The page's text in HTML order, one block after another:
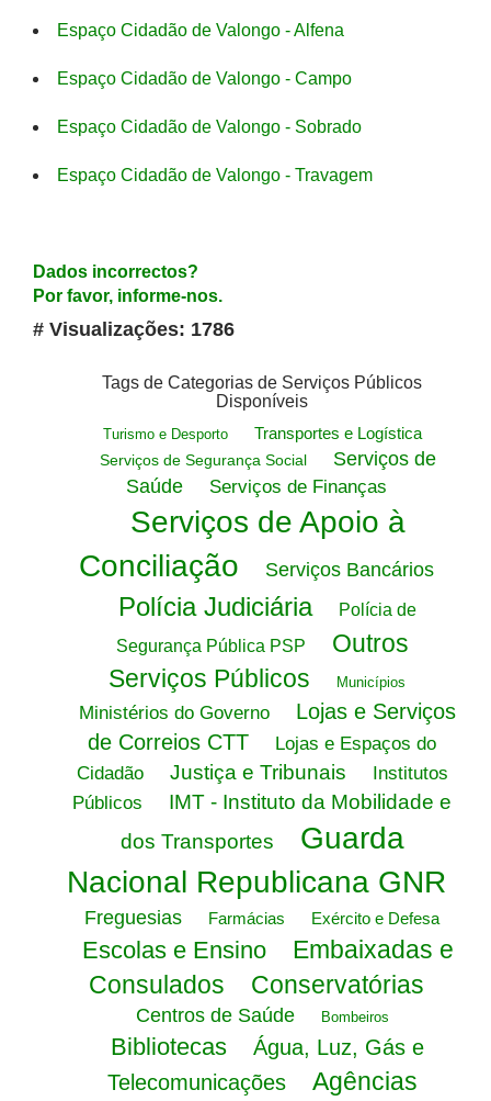
Espaço Cidadão de Valongo - Alfena
Espaço Cidadão de Valongo - Campo
Espaço Cidadão de Valongo - Sobrado
Espaço Cidadão de Valongo - Travagem
Dados incorrectos?
Por favor, informe-nos.
# Visualizações: 1786
Tags de Categorias de Serviços Públicos
Disponíveis
Turismo e Desporto Transportes e Logística
Serviços de Segurança Social
Serviços de
Saúde
Serviços de Finanças
Serviços de Apoio à
Conciliação
Serviços Bancários
Polícia Judiciária
Polícia de
Segurança Pública PSP
Outros
Serviços Públicos
Municípios
Ministérios do Governo
Lojas e Serviços
de Correios CTT
Lojas e Espaços do
Cidadão
Justiça e Tribunais
Institutos
Públicos
IMT - Instituto da Mobilidade e
dos Transportes
Guarda
Nacional Republicana GNR
Freguesias Farmácias Exército e Defesa
Escolas e Ensino
Embaixadas e
Consulados
Conservatórias
Centros de Saúde Bombeiros
Bibliotecas
Água, Luz, Gás e
Telecomunicações
Agências